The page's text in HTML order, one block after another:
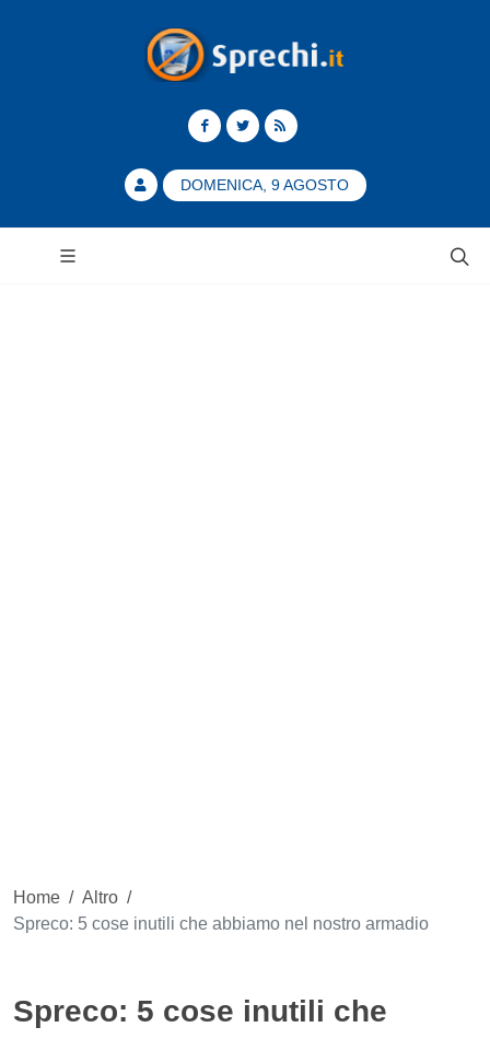
DOMENICA, 9 AGOSTO
Home / Altro /
Spreco: 5 cose inutili che abbiamo nel nostro armadio
Spreco: 5 cose inutili che